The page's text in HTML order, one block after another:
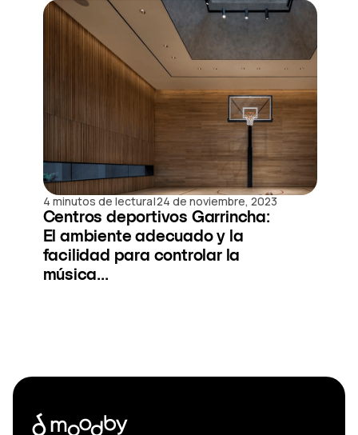
4 minutos de lectura|24 de noviembre, 2023
Centros deportivos Garrincha:
El ambiente adecuado y la
facilidad para controlar la
música...